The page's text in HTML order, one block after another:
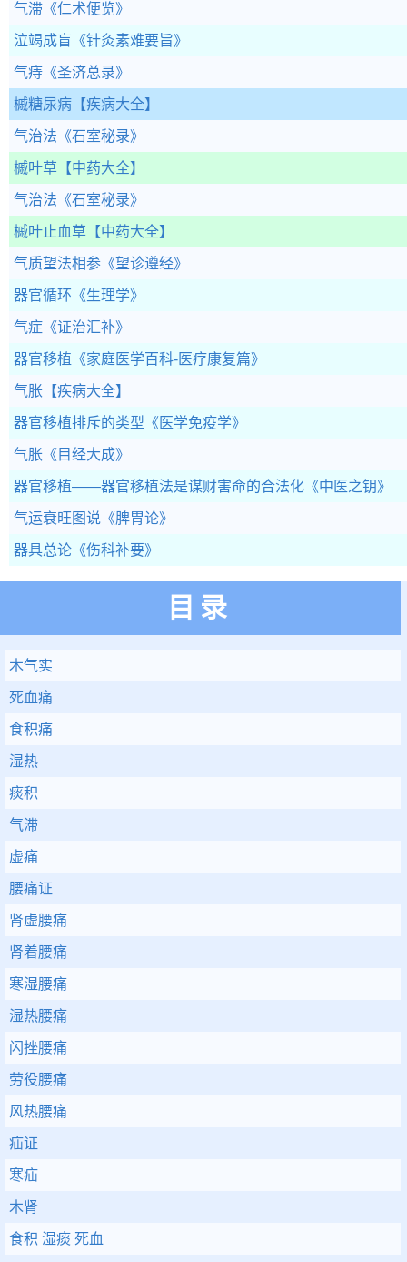
气滞 《仁术便览》
泣竭成盲 《针灸素难要旨》
气痔 《圣济总录》
槭糖尿病 【疾病大全】
气治法 《石室秘录》
槭叶草 【中药大全】
气治法 《石室秘录》
槭叶止血草 【中药大全】
气质望法相参 《望诊遵经》
器官循环 《生理学》
气症 《证治汇补》
器官移植 《家庭医学百科-医疗康复篇》
气胀 【疾病大全】
器官移植排斥的类型 《医学免疫学》
气胀 《目经大成》
器官移植——器官移植法是谋财害命的合法化 《中医之钥》
气运衰旺图说 《脾胃论》
器具总论 《伤科补要》
目录
木气实
死血痛
食积痛
湿热
痰积
气滞
虚痛
腰痛证
肾虚腰痛
肾着腰痛
寒湿腰痛
湿热腰痛
闪挫腰痛
劳役腰痛
风热腰痛
疝证
寒疝
木肾
食积 湿痰 死血